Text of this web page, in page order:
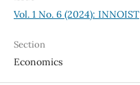
Vol. 1 No. 6 (2024): INNOIST
Section
Economics